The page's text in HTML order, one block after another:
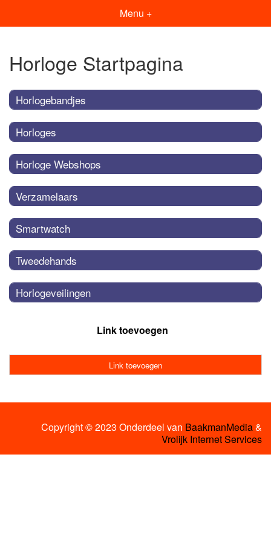
Menu +
Horloge Startpagina
Horlogebandjes
Horloges
Horloge Webshops
Verzamelaars
Smartwatch
Tweedehands
Horlogeveilingen
Link toevoegen
Link toevoegen
Copyright © 2023 Onderdeel van BaakmanMedia&
Vrolijk Internet Services